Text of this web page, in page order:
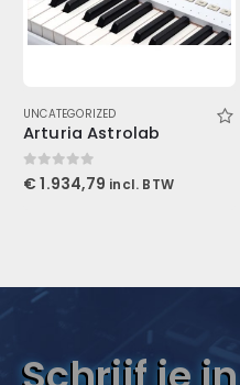
UNCATEGORIZED
Arturia Astrolab
0out of 5
€ 1.934,79 incl. BTW